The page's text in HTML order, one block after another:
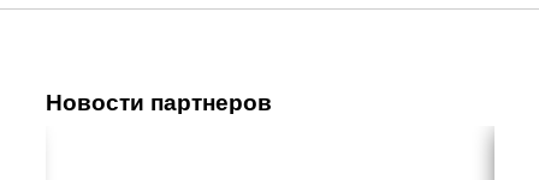
Новости партнеров